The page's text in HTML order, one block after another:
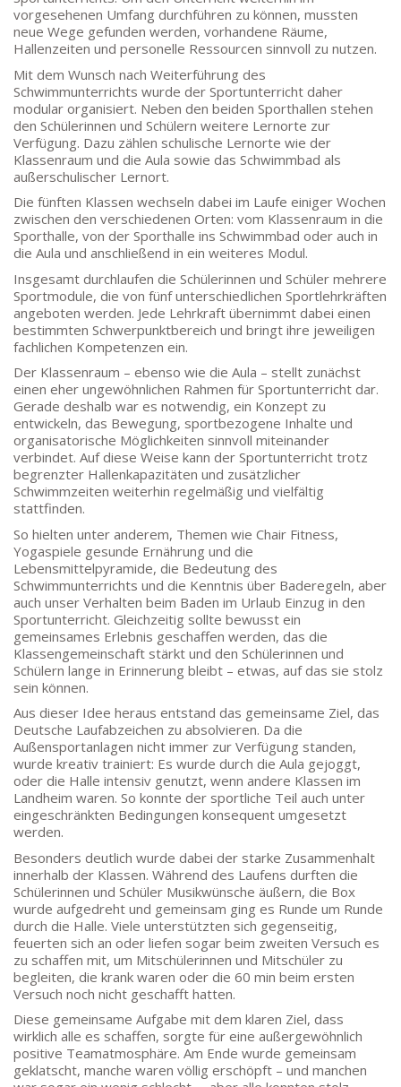
vorgesehenen Umfang durchführen zu können, mussten
neue Wege gefunden werden, vorhandene Räume,
Hallenzeiten und personelle Ressourcen sinnvoll zu nutzen.
Mit dem Wunsch nach Weiterführung des
Schwimmunterrichts wurde der Sportunterricht daher
modular organisiert. Neben den beiden Sporthallen stehen
den Schülerinnen und Schülern weitere Lernorte zur
Verfügung. Dazu zählen schulische Lernorte wie der
Klassenraum und die Aula sowie das Schwimmbad als
außerschulischer Lernort.
Die fünften Klassen wechseln dabei im Laufe einiger Wochen
zwischen den verschiedenen Orten: vom Klassenraum in die
Sporthalle, von der Sporthalle ins Schwimmbad oder auch in
die Aula und anschließend in ein weiteres Modul.
Insgesamt durchlaufen die Schülerinnen und Schüler mehrere
Sportmodule, die von fünf unterschiedlichen Sportlehrkräften
angeboten werden. Jede Lehrkraft übernimmt dabei einen
bestimmten Schwerpunktbereich und bringt ihre jeweiligen
fachlichen Kompetenzen ein.
Der Klassenraum – ebenso wie die Aula – stellt zunächst
einen eher ungewöhnlichen Rahmen für Sportunterricht dar.
Gerade deshalb war es notwendig, ein Konzept zu
entwickeln, das Bewegung, sportbezogene Inhalte und
organisatorische Möglichkeiten sinnvoll miteinander
verbindet. Auf diese Weise kann der Sportunterricht trotz
begrenzter Hallenkapazitäten und zusätzlicher
Schwimmzeiten weiterhin regelmäßig und vielfältig
stattfinden.
So hielten unter anderem, Themen wie Chair Fitness,
Yogaspiele gesunde Ernährung und die
Lebensmittelpyramide, die Bedeutung des
Schwimmunterrichts und die Kenntnis über Baderegeln, aber
auch unser Verhalten beim Baden im Urlaub Einzug in den
Sportunterricht. Gleichzeitig sollte bewusst ein
gemeinsames Erlebnis geschaffen werden, das die
Klassengemeinschaft stärkt und den Schülerinnen und
Schülern lange in Erinnerung bleibt – etwas, auf das sie stolz
sein können.
Aus dieser Idee heraus entstand das gemeinsame Ziel, das
Deutsche Laufabzeichen zu absolvieren. Da die
Außensportanlagen nicht immer zur Verfügung standen,
wurde kreativ trainiert: Es wurde durch die Aula gejoggt,
oder die Halle intensiv genutzt, wenn andere Klassen im
Landheim waren. So konnte der sportliche Teil auch unter
eingeschränkten Bedingungen konsequent umgesetzt
werden.
Besonders deutlich wurde dabei der starke Zusammenhalt
innerhalb der Klassen. Während des Laufens durften die
Schülerinnen und Schüler Musikwünsche äußern, die Box
wurde aufgedreht und gemeinsam ging es Runde um Runde
durch die Halle. Viele unterstützten sich gegenseitig,
feuerten sich an oder liefen sogar beim zweiten Versuch es
zu schaffen mit, um Mitschülerinnen und Mitschüler zu
begleiten, die krank waren oder die 60 min beim ersten
Versuch noch nicht geschafft hatten.
Diese gemeinsame Aufgabe mit dem klaren Ziel, dass
wirklich alle es schaffen, sorgte für eine außergewöhnlich
positive Teamatmosphäre. Am Ende wurde gemeinsam
geklatscht, manche waren völlig erschöpft – und manchen
Friedrich-Ebert-Anlage 22
60325 Frankfurt am Main
IMPRESSUM →
DATENSCHUTZ →
KONTAKT
Silke Neugebauer, Jonas Lehmann
Mo bis Fr 8:00 – 14:00 Uhr
TEL:069-212 – 369 44
TEL: 069-212 – 335 25
MAIL:
poststelle.goethe-gymnasium@stadt-frankfurt.de
DEPENDANCE
Beethovenstraße 8-10
60325 Frankfurt am Main
SEKRETARIAT AUßENSTELLE
Melanie Jakob, Angela Thönissen
Mo – DO: 8:30 – 13:30 Uhr
Fr: 9:30 – 13:30 Uhr
TEL: 069-212-36869